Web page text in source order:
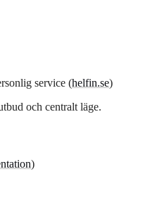
service (helfin.se)
och centralt läge.
)